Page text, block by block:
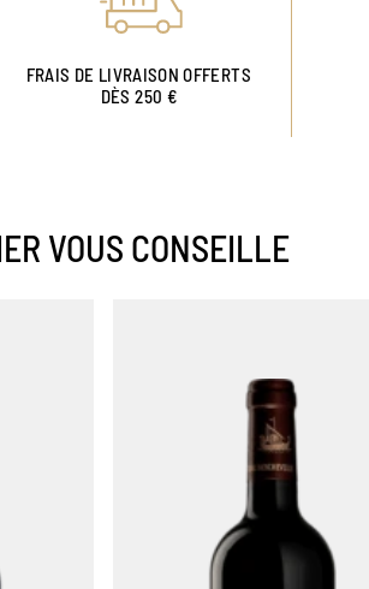
FRAIS DE LIVRAISON OFFERTS
DÈS 250 €
VOUS CONSEILLE